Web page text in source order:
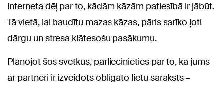
interneta dēļ par to, kādām kāzām patiesībā ir jābūt.
Tā vietā, lai baudītu mazas kāzas, pāris sarīko ļoti
dārgu un stresa klātesošu pasākumu.
Plānojot šos svētkus, pārliecinieties par to, ka jums
ar partneri ir izveidots obligāto lietu saraksts –